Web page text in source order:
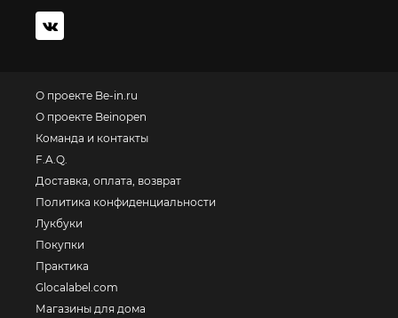
О проекте Be-in.ru
О проекте Beinopen
Команда и контакты
F.A.Q.
Доставка, оплата, возврат
Политика конфиденциальности
Лукбуки
Покупки
Практика
Glocalabel.com
Магазины для дома